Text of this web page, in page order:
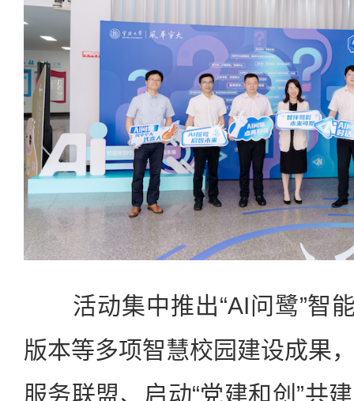
活动集中推出“AI问鹭”智能
版本等多项智慧校园建设成果
服务联盟、启动“党建和创”共